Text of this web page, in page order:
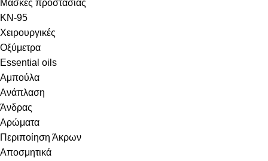
Μάσκες προστασίας
KN-95
Χειρουργικές
Οξύμετρα
Essential oils
Αμπούλα
Ανάπλαση
Άνδρας
Αρώματα
Περιποίηση Άκρων
Αποσμητικά